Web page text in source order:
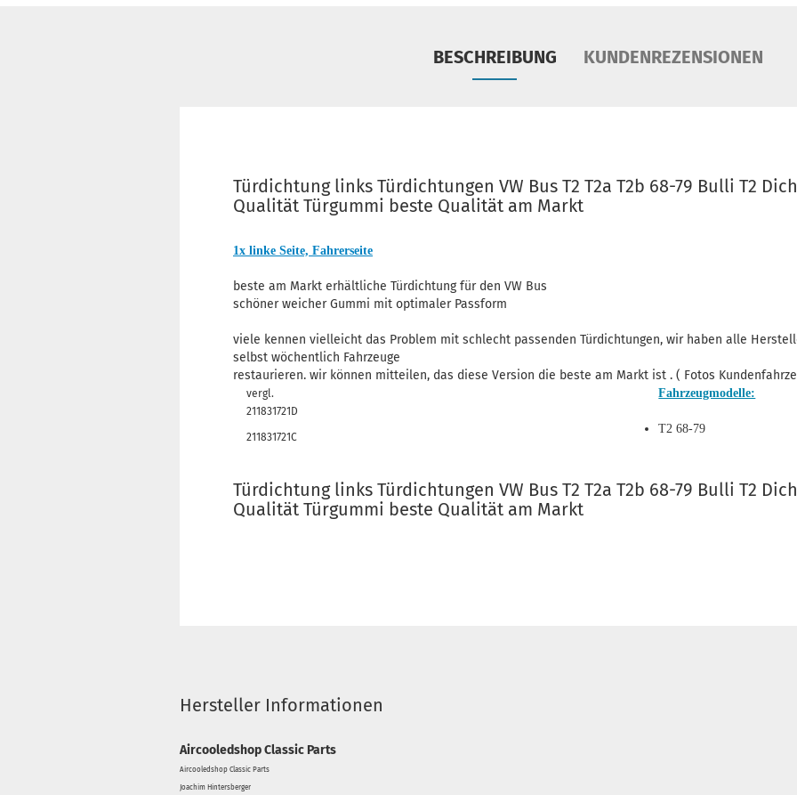
BESCHREIBUNG KUNDENREZENSIONEN
Türdichtung links Türdichtungen VW Bus T2 T2a T2b 68-79 Bulli T2
Qualität Türgummi beste Qualität am Markt
1x linke Seite, Fahrerseite
beste am Markt erhältliche Türdichtung für den VW Bus
schöner weicher Gummi mit optimaler Passform
viele kennen vielleicht das Problem mit schlecht passenden Türdichtungen, wir haben alle
selbst wöchentlich Fahrzeuge
restaurieren. wir können mitteilen, das diese Version die beste am Markt ist . ( Fotos
vergl.
211831721D
211831721C
Fahrzeugmodelle:
T2 68-79
Türdichtung links Türdichtungen VW Bus T2 T2a T2b 68-79 Bulli T2
Qualität Türgummi beste Qualität am Markt
Hersteller Informationen
Aircooledshop Classic Parts
Aircooledshop Classic Parts
Joachim Hintersberger